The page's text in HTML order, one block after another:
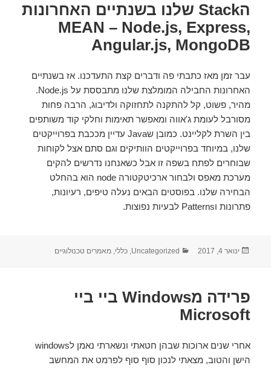
הStack שלנו בשנתיים האחרונות
MEAN – Node.js, Express,
Angular.js, MongoDB
עבר זמן מאז כתבתי פה ודברים קצת התעדכנו. אז בשנתיים
האחרונות החבילה המומלצת שלנו מתבססת על Node.js.
מהיר, פשוט, קל להתקנה לתחזוקה ולדיבוג, הרבה פחות
מסורבל לעומת ג'אווה ומאפשר תאימות וחלקי קוד משותפים
בין השרת לקליינט. כמובן שJava עדיין מככבת בפרוייקטים
שלנו, במיוחד בפרוייקטים הוותיקים וגם סתם אצל לקוחות
שבוחרים לפתח בשפה זו אבל כשאנחנו נדרשים להקים
מערכת מאפס ולבחור ארכיטקטורה node הוא בהחלט
הבחירה שלנו. בפוסטים הבאים נעלה טיפים, רעיונות,
פתרונות וPatterns לבעיות נפוצות.
פורסם
ינואר 4, 2017 קטגוריות
Uncategorized
,כללי,מאמרים טכנולוגיים
פרידה מWindows ביי ביי
Microsoft
אחרי שנים ארוכות שבהן חטאתי ונשארתי נאמן לwindows
הישן והטוב, מצאתי לנכון סוף סוף לפרמט את המחשב